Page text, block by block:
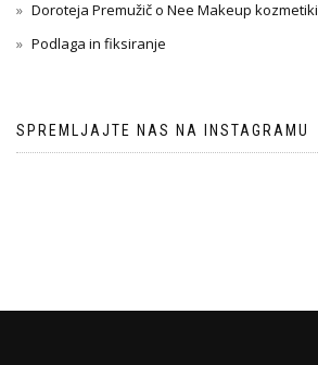
Doroteja Premužič o Nee Makeup kozmetiki
Podlaga in fiksiranje
SPREMLJAJTE NAS NA INSTAGRAMU